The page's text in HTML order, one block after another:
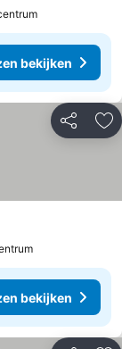
bekijken
Delen
bekijken